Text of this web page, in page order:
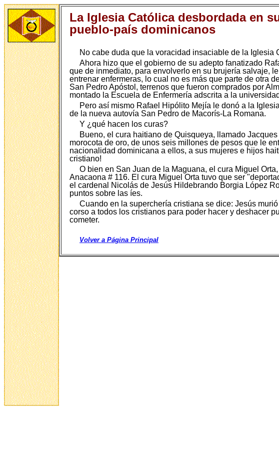
La Iglesia Católica desbordada en
pueblo-país dominicanos
No cabe duda que la voracidad insaciable de la
Ahora hizo que el gobierno de su adepto fanatizado
que de inmediato, para envolverlo en su brujería salvaje,
entrenar enfermeras, lo cual no es más que parte de otra
San Pedro Apóstol, terrenos que fueron comprados por
montado la Escuela de Enfermería adscrita a la
Pero así mismo Rafael Hipólito Mejía le donó a la
de la nueva autovía San Pedro de Macorís-La Romana.
Y ¿qué hacen los curas?
Bueno, el cura haitiano de Quisqueya, llamado
morocota de oro, de unos seis millones de pesos que le
nacionalidad dominicana a ellos, a sus mujeres e hijos
cristiano!
O bien en San Juan de la Maguana, el cura Miguel
Anacaona # 116. El cura Miguel Orta tuvo que ser
el cardenal Nicolás de Jesús Hildebrando Borgia López
puntos sobre las íes.
Cuando en la superchería cristiana se dice: Jesús
corso a todos los cristianos para poder hacer y deshacer
cometer.
Volver a Página Principal